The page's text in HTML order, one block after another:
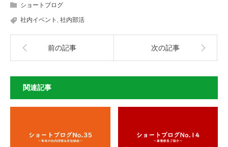
ショートブログ
社内イベント 社内部活
前の記事 次の記事
関連記事